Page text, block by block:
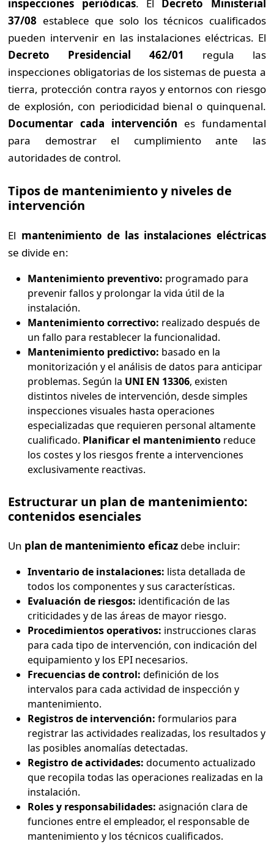
inspecciones periódicas. El Decreto Ministerial
37/08 establece que solo los técnicos cualificados
pueden intervenir en las instalaciones eléctricas. El
Decreto Presidencial 462/01
regula las
inspecciones obligatorias de los sistemas de puesta a
tierra, protección contra rayos y entornos con riesgo
de explosión, con periodicidad bienal o quinquenal.
Documentar cada intervención es fundamental
para demostrar el cumplimiento ante las
autoridades de control.
Tipos de mantenimiento y niveles de
intervención
El mantenimiento de las instalaciones eléctricas
se divide en:
Mantenimiento preventivo: programado para
prevenir fallos y prolongar la vida útil de la
instalación.
Mantenimiento correctivo: realizado después de
un fallo para restablecer la funcionalidad.
Mantenimiento predictivo: basado en la
monitorización y el análisis de datos para anticipar
problemas. Según la UNI EN 13306, existen
distintos niveles de intervención, desde simples
inspecciones visuales hasta operaciones
especializadas que requieren personal altamente
cualificado. Planificar el mantenimiento reduce
los costes y los riesgos frente a intervenciones
exclusivamente reactivas.
Estructurar un plan de mantenimiento:
contenidos esenciales
Un plan de mantenimiento eficaz debe incluir:
Inventario de instalaciones: lista detallada de
todos los componentes y sus características.
Evaluación de riesgos: identificación de las
criticidades y de las áreas de mayor riesgo.
Procedimientos operativos: instrucciones claras
para cada tipo de intervención, con indicación del
equipamiento y los EPI necesarios.
Frecuencias de control: definición de los
intervalos para cada actividad de inspección y
mantenimiento.
Registros de intervención: formularios para
registrar las actividades realizadas, los resultados y
las posibles anomalías detectadas.
Registro de actividades: documento actualizado
que recopila todas las operaciones realizadas en la
instalación.
Roles y responsabilidades: asignación clara de
funciones entre el empleador, el responsable de
mantenimiento y los técnicos cualificados.